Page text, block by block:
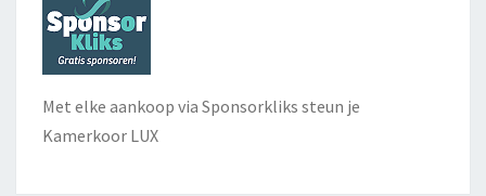
Met elke aankoop via Sponsorkliks steun je
Kamerkoor LUX